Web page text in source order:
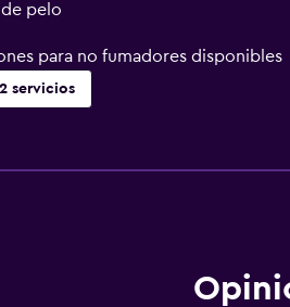
pelo
para no fumadores disponibles
servicios
no fumadores disponibles